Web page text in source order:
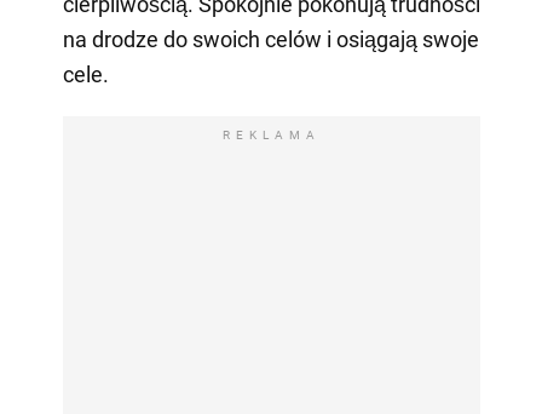
na drodze do swoich celów i osiągają swoje
cele.
REKLAMA